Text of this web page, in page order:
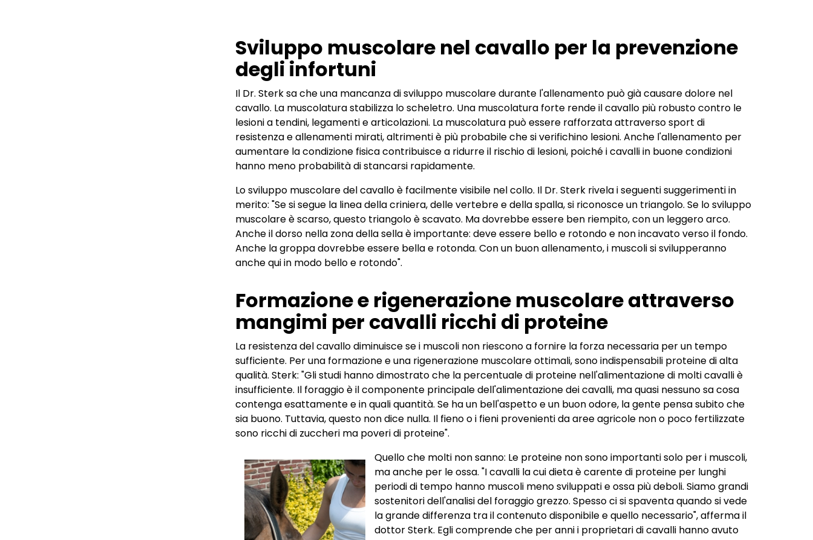
Sviluppo muscolare nel cavallo per la prevenzione
degli infortuni
Il Dr. Sterk sa che una mancanza di sviluppo muscolare durante l'allenamento può già causare dolore nel
cavallo. La muscolatura stabilizza lo scheletro. Una muscolatura forte rende il cavallo più robusto contro le
lesioni a tendini, legamenti e articolazioni. La muscolatura può essere rafforzata attraverso sport di
resistenza e allenamenti mirati, altrimenti è più probabile che si verifichino lesioni. Anche l'allenamento per
aumentare la condizione fisica contribuisce a ridurre il rischio di lesioni, poiché i cavalli in buone condizioni
hanno meno probabilità di stancarsi rapidamente.
Lo sviluppo muscolare del cavallo è facilmente visibile nel collo. Il Dr. Sterk rivela i seguenti suggerimenti in
merito: "Se si segue la linea della criniera, delle vertebre e della spalla, si riconosce un triangolo. Se lo sviluppo
muscolare è scarso, questo triangolo è scavato. Ma dovrebbe essere ben riempito, con un leggero arco.
Anche il dorso nella zona della sella è importante: deve essere bello e rotondo e non incavato verso il fondo.
Anche la groppa dovrebbe essere bella e rotonda. Con un buon allenamento, i muscoli si svilupperanno
anche qui in modo bello e rotondo".
Formazione e rigenerazione muscolare attraverso
mangimi per cavalli ricchi di proteine
La resistenza del cavallo diminuisce se i muscoli non riescono a fornire la forza necessaria per un tempo
sufficiente. Per una formazione e una rigenerazione muscolare ottimali, sono indispensabili proteine di alta
qualità. Sterk: "Gli studi hanno dimostrato che la percentuale di proteine nell'alimentazione di molti cavalli è
insufficiente. Il foraggio è il componente principale dell'alimentazione dei cavalli, ma quasi nessuno sa cosa
contenga esattamente e in quali quantità. Se ha un bell'aspetto e un buon odore, la gente pensa subito che
sia buono. Tuttavia, questo non dice nulla. Il fieno o i fieni provenienti da aree agricole non o poco fertilizzate
sono ricchi di zuccheri ma poveri di proteine".
Quello che molti non sanno: Le proteine non sono importanti solo per i muscoli,
ma anche per le ossa. "I cavalli la cui dieta è carente di proteine per lunghi
periodi di tempo hanno muscoli meno sviluppati e ossa più deboli. Siamo grandi
sostenitori dell'analisi del foraggio grezzo. Spesso ci si spaventa quando si vede
la grande differenza tra il contenuto disponibile e quello necessario", afferma il
dottor Sterk. Egli comprende che per anni i proprietari di cavalli hanno avuto